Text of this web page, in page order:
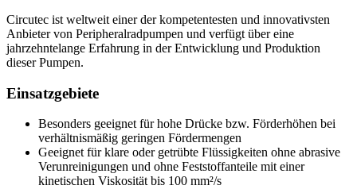
Circutec ist weltweit einer der kompetentesten und innovativsten
Anbieter von Peripheralradpumpen und verfügt über eine
jahrzehntelange Erfahrung in der Entwicklung und Produktion
dieser Pumpen.
Einsatzgebiete
Besonders geeignet für hohe Drücke bzw. Förderhöhen bei
verhältnismäßig geringen Fördermengen
Geeignet für klare oder getrübte Flüssigkeiten ohne abrasive
Verunreinigungen und ohne Feststoffanteile mit einer
kinetischen Viskosität bis 100 mm²/s